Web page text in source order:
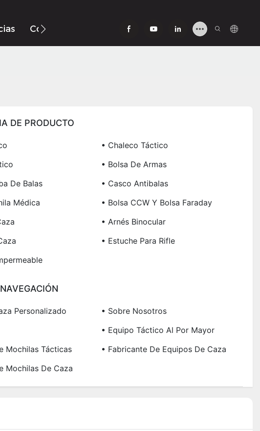
Contáctenos
DE PRODUCTO
• Chaleco Táctico
• Bolsa De Armas
De Balas
• Casco Antibalas
Médica
• Bolsa CCW Y Bolsa Faraday
• Arnés Binocular
• Estuche Para Rifle
Personalizado
• Sobre Nosotros
• Equipo Táctico Al Por Mayor
Mochilas Tácticas
• Fabricante De Equipos De Caza
Mochilas De Caza